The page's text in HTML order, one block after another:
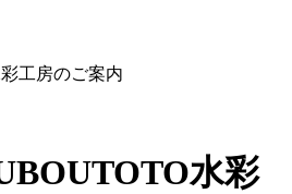
工房のご案内
TOTO水彩